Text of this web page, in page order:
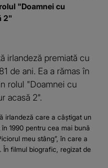
"Doamnei cu
2"
irlandeză premiată cu
de ani. Ea a rămas în
rolul "Doamnei cu
acasă 2".
irlandeză care a câștigat un
1990 pentru cea mai bună
meu stâng”, în care a
În filmul biografic, regizat de